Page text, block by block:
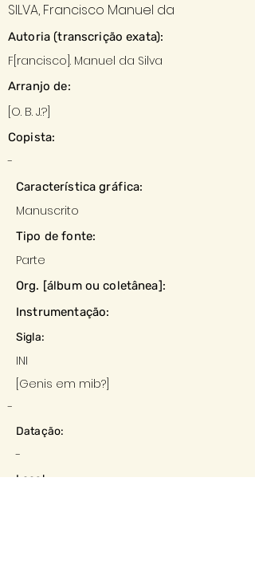
SILVA, Francisco Manuel da
Autoria (transcrição exata):
F[rancisco]. Manuel da Silva
Arranjo de:
[O. B. J.?]
Copista:
-
Característica gráfica:
Manuscrito
Tipo de fonte:
Parte
Org. [álbum ou coletânea]:
Instrumentação:
Sigla:
INI
[Genis em mib?]
-
Datação:
-
Local: